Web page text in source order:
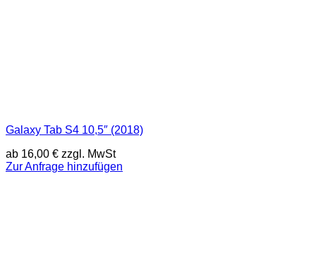
Galaxy Tab S4 10,5″ (2018)
ab 16,00 € zzgl. MwSt
Zur Anfrage hinzufügen